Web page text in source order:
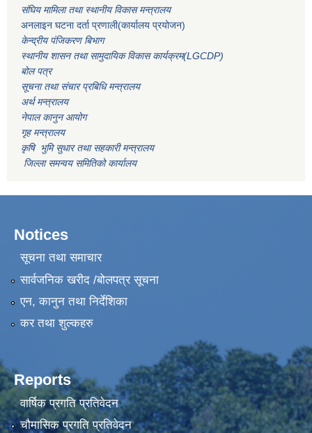
संघिय मामिला तथा स्थानीय विकास मन्त्रालय
अनलाइन घटना दर्ता प्रणाली(कार्यालय प्रयोजन)
केन्द्रीय पंजिकरण बिभाग
स्थानीय शासन तथा सामुदायिक विकास कार्यक्रम(LGCDP)
बोल पत्र
सूचना तथा संचार प्रबिधि मन्त्रालय
अर्थ मन्त्रालय
नेपाल कानुन आयोग
गृह मन्त्रालय
कृषि भुमि सुधार तथा सहकारी मन्त्रालय
जिल्ला समन्वय समितिको कार्यालय
Notices
सूचना तथा समाचार
सार्वजनिक खरीद /बोलपत्र सूचना
एन, कानुन तथा निर्देशिका
कर तथा शुल्कहरु
Reports
वार्षिक प्रगति प्रतिवेदन
चौमासिक प्रगति प्रतिवेदन